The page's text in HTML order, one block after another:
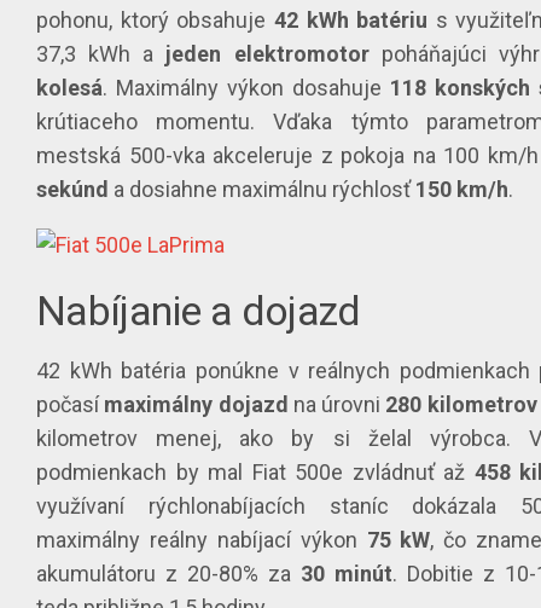
pohonu, ktorý obsahuje 42 kWh batériu s
37,3 kWh a jeden elektromotorpoháňajúci
kolesá. Maximálny výkon dosahuje 118 konských
krútiaceho momentu. Vďaka týmto
mestská 500-vka akceleruje z pokoja na 100 km/
sekúnd a dosiahne maximálnu rýchlosť150 km/h.
Nabíjanie a dojazd
42 kWh batéria ponúkne v reálnych
počasímaximálny dojazd na úrovni 280 kilometrov
kilometrov menej, ako by si želal výrobca.
podmienkach by mal Fiat 500e zvládnuť až 458
využívaní rýchlonabíjacích staníc dokázala
maximálny reálny nabíjací výkon 75 kW, čo
akumulátoru z 20-80% za 30 minút. Dobitie z 10-